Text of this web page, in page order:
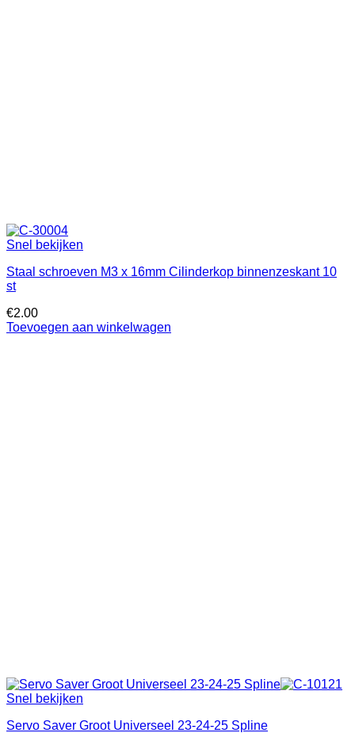
Snel bekijken
Staal schroeven M3 x 16mm Cilinderkop binnenzeskant 10
st
€2.00
Toevoegen aan winkelwagen
Snel bekijken
Servo Saver Groot Universeel 23-24-25 Spline